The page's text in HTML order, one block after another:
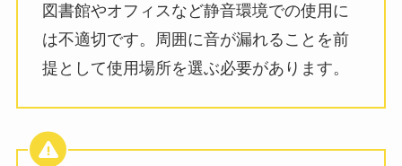
図書館やオフィスなど静音環境での使用に
は不適切です。周囲に音が漏れることを前
提として使用場所を選ぶ必要があります。